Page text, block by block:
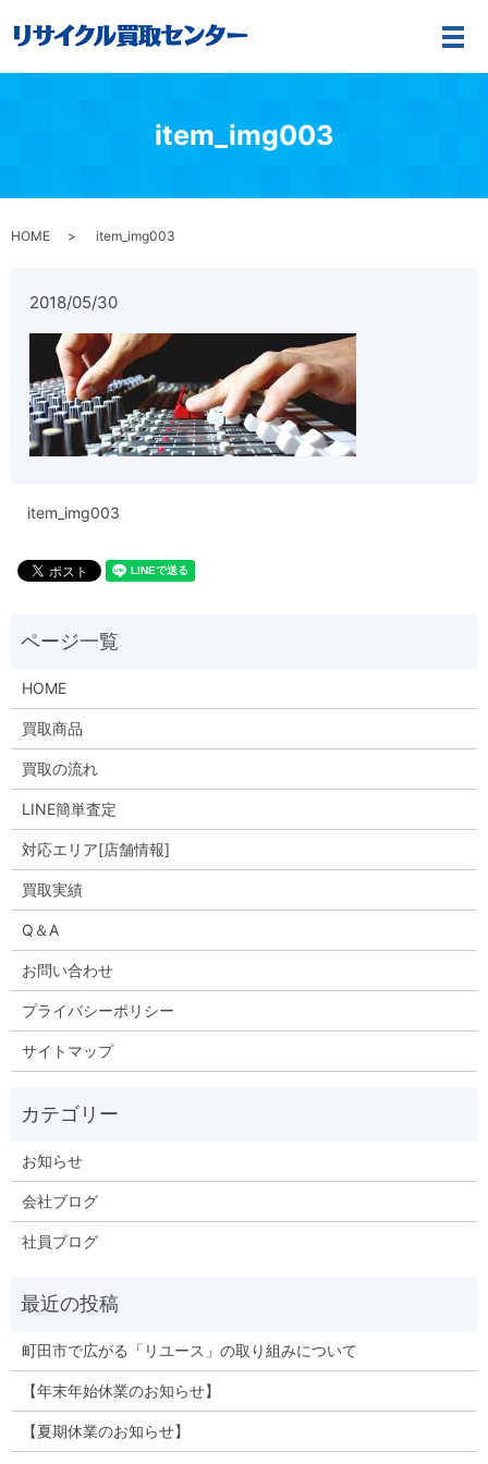
メ
item_img003
HOME item_img003
2018/05/30
item_img003
HOME
買取商品
買取の流れ
LINE簡単査定
対応エリア[店舗情報]
買取実績
Q＆A
お問い合わせ
プライバシーポリシー
サイトマップ
お知らせ
会社ブログ
社員ブログ
町田市で広がる「リユース」の取り組みについて
【年末年始休業のお知らせ】
【夏期休業のお知らせ】